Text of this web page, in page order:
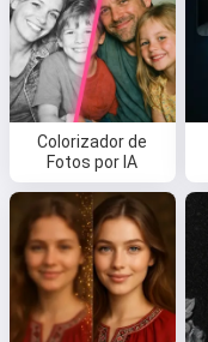
Colorizador de
Fotos por IA